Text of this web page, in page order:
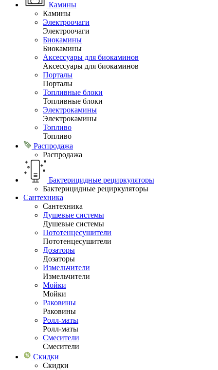
Камины
Камины
Электроочаги
Электроочаги
Биокамины
Биокамины
Аксессуары для биокаминов
Аксессуары для биокаминов
Порталы
Порталы
Топливные блоки
Топливные блоки
Электрокамины
Электрокамины
Топливо
Топливо
Распродажа
Распродажа
Бактерицидные рециркуляторы
Бактерицидные рециркуляторы
Сантехника
Сантехника
Душевые системы
Душевые системы
Пототенцесушители
Пототенцесушители
Дозаторы
Дозаторы
Измельчители
Измельчители
Мойки
Мойки
Раковины
Раковины
Ролл-маты
Ролл-маты
Смесители
Смесители
Скидки
Скидки